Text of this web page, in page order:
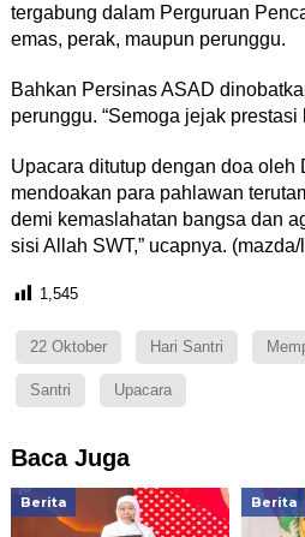
tergabung dalam Perguruan
emas, perak, maupun perunggu.
Bahkan Persinas ASAD
perunggu. “Semoga jejak
Upacara ditutup dengan doa oleh
mendoakan para pahlawan
demi kemaslahatan bangsa dan
sisi Allah SWT,” ucapnya. (mazda/
1,545
22 Oktober Hari Santri
Santri Upacara
Baca Juga
Berita Berita